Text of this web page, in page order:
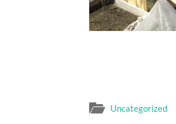
Uncategorized